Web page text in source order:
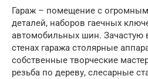
Гараж – помещение с
деталей, наборов гаечных
автомобильных шин. Зачастую
стенах гаража столярные
собственные творческие
резьба по дереву, слесарные